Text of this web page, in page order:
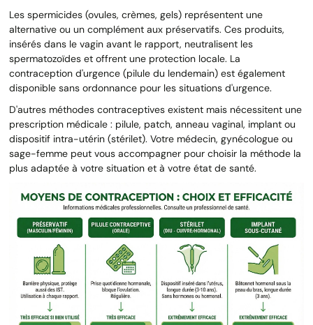
Les spermicides (ovules, crèmes, gels) représentent une
alternative ou un complément aux préservatifs. Ces produits,
insérés dans le vagin avant le rapport, neutralisent les
spermatozoïdes et offrent une protection locale. La
contraception d'urgence (pilule du lendemain) est également
disponible sans ordonnance pour les situations d'urgence.
D'autres méthodes contraceptives existent mais nécessitent une
prescription médicale : pilule, patch, anneau vaginal, implant ou
dispositif intra-utérin (stérilet). Votre médecin, gynécologue ou
sage-femme peut vous accompagner pour choisir la méthode la
plus adaptée à votre situation et à votre état de santé.